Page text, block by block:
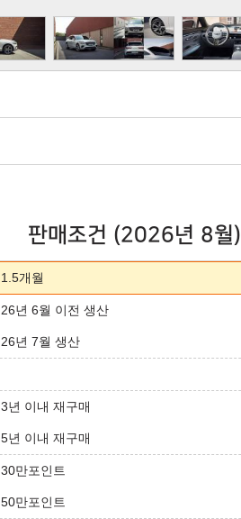
판매조건 (2026년 8월)
1.5개월
26년 6월 이전 생산
26년 7월 생산
3년 이내 재구매
5년 이내 재구매
30만포인트
50만포인트